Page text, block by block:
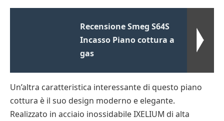
Recensione Smeg S64S
Incasso Piano cottura a
gas
Un’altra caratteristica interessante di questo piano
cottura è il suo design moderno e elegante.
Realizzato in acciaio inossidabile IXELIUM di alta